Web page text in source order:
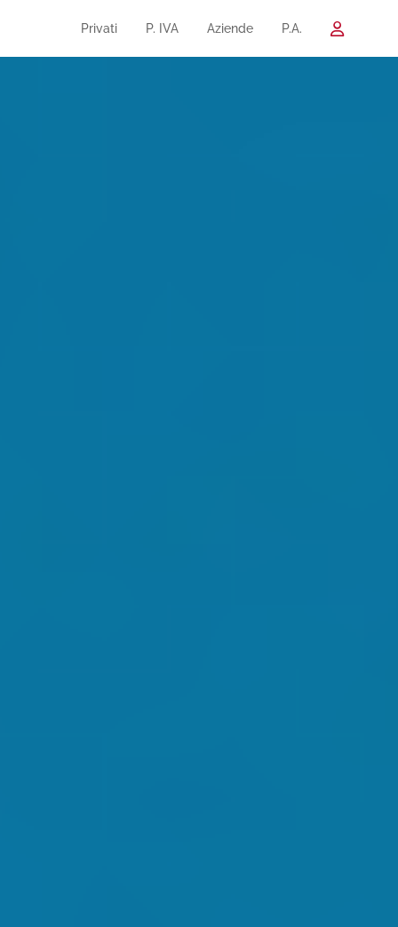
Privati P. IVA Aziende P.A.